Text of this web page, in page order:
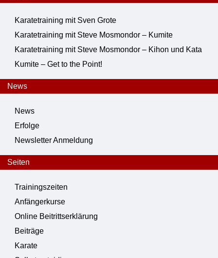
Karatetraining mit Sven Grote
Karatetraining mit Steve Mosmondor – Kumite
Karatetraining mit Steve Mosmondor – Kihon und Kata
Kumite – Get to the Point!
News
News
Erfolge
Newsletter Anmeldung
Seiten
Trainingszeiten
Anfängerkurse
Online Beitrittserklärung
Beiträge
Karate